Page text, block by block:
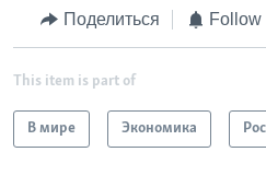
Поделиться Follow
This item is part of
В мире Экономика